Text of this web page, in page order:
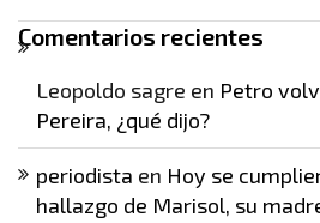
Comentarios recientes
Leopoldo sagre en Petro
Pereira, ¿qué dijo?
periodista en Hoy se
hallazgo de Marisol, su